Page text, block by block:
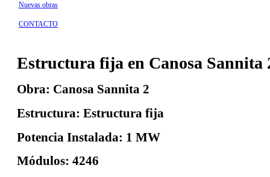
Nuevas obras
CONTACTO
Estructura fija en Canosa Sannita
Obra: Canosa Sannita 2
Estructura: Estructura fija
Potencia Instalada: 1 MW
Módulos: 4246